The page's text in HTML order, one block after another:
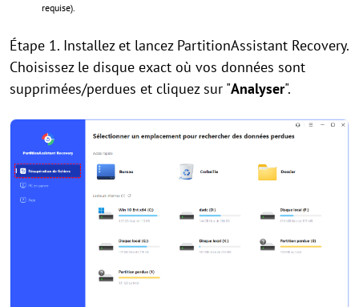
requise).
Étape 1. Installez et lancez PartitionAssistant Recovery.
Choisissez le disque exact où vos données sont
supprimées/perdues et cliquez sur "Analyser".